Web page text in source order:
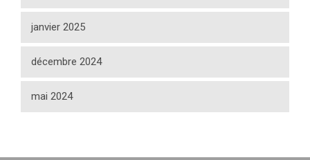
janvier 2025
décembre 2024
mai 2024